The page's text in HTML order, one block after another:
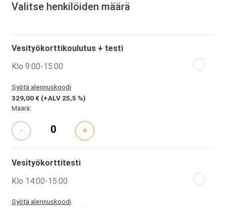
Valitse henkilöiden määrä
Vesityökorttikoulutus + testi
Klo 9:00-15:00
Syötä alennuskoodi
329,00 € (+ALV 25,5 %)
Määrä:
- +
Vesityökorttitesti
Klo 14:00-15:00
Syötä alennuskoodi